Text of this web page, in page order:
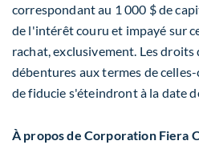
correspondant au 1 000 $ de
de l'intérêt couru et impayé sur
rachat, exclusivement. Les droits
débentures aux termes de
de fiducie s'éteindront à la date
À propos de Corporation Fiera